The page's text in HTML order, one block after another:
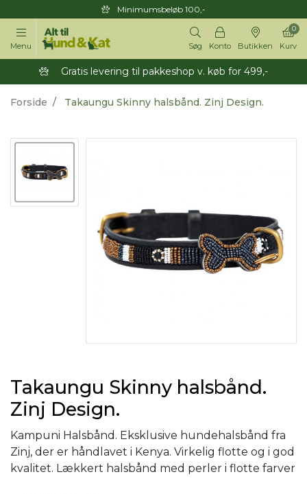
Minimumsbeløb 100,-
Menu Søg Konto Butikken Kurv
0
Gratis levering til pakkeshop v. køb for 499,-
Forside Takaungu Skinny halsbånd. Zinj Design.
Takaungu Skinny halsbånd.
Zinj Design.
Kampuni Halsbånd. Eksklusive hundehalsbånd fra
Zinj, der er håndlavet i Kenya. Virkelig flotte og i god
kvalitet. Lækkert halsbånd med perler i flotte farver